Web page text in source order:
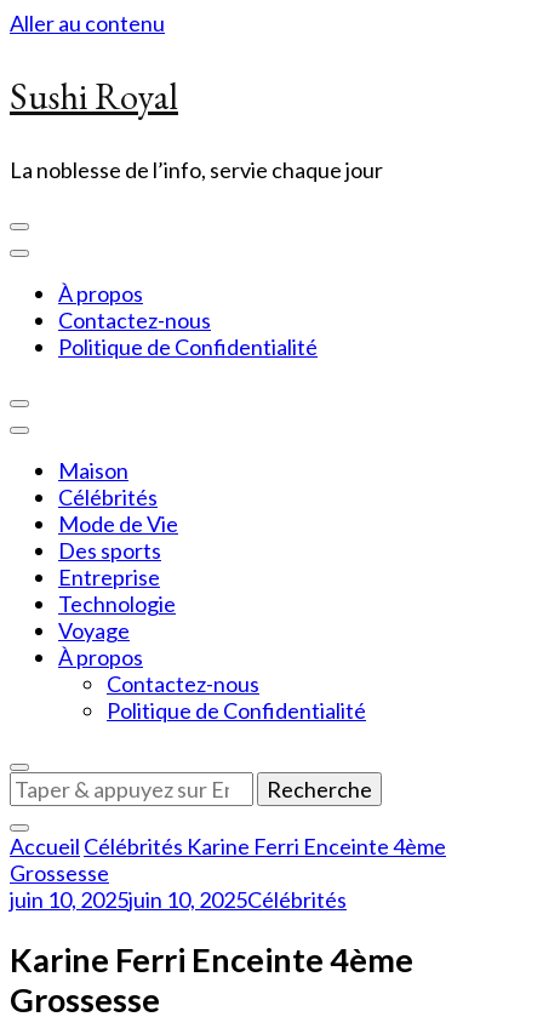
Aller au contenu
Sushi Royal
La noblesse de l’info, servie chaque jour
À propos
Contactez-nous
Politique de Confidentialité
Maison
Célébrités
Mode de Vie
Des sports
Entreprise
Technologie
Voyage
À propos
Contactez-nous
Politique de Confidentialité
Vous
recherchiez
quelque
chose
?
Accueil Célébrités Karine Ferri Enceinte 4ème
Grossesse
juin 10, 2025juin 10, 2025Célébrités
Karine Ferri Enceinte 4ème
Grossesse